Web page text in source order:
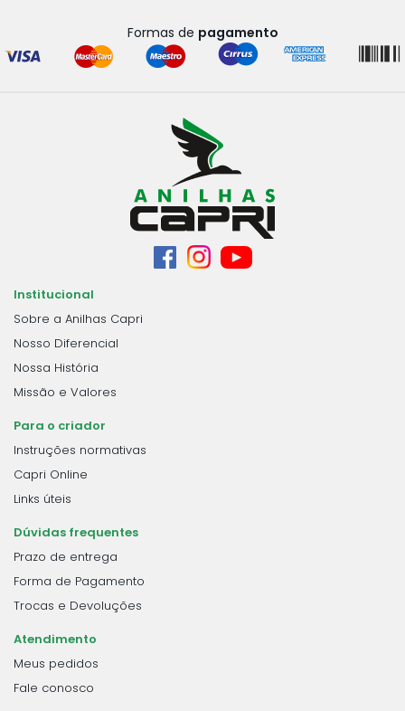
Formas de pagamento
Institucional
Sobre a Anilhas Capri
Nosso Diferencial
Nossa História
Missão e Valores
Para o criador
Instruções normativas
Capri Online
Links úteis
Dúvidas frequentes
Prazo de entrega
Forma de Pagamento
Trocas e Devoluções
Atendimento
Meus pedidos
Fale conosco